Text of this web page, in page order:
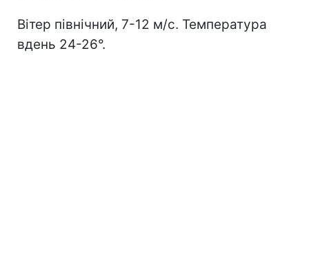
Вітер північний, 7-12 м/с. Температура
вдень 24-26°.